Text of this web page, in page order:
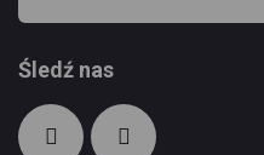
Śledź nas